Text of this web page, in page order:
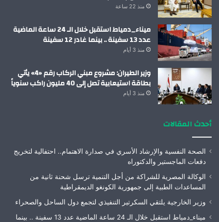
منذ 22 ساعة
ميناء_دمياط استقبل خلال الـ 24 ساعة الماضية
عدد 13 سفينة .. بينما غادر 12 سفينة
منذ 3 أيام
وزير الطيران: مشروع مبني الركاب رقم «4» يأتي
بطاقة استيعابية تصل إلى 40 مليون راكب سنوياً
منذ 3 أيام
أحدث المقالات
الصحة النفسية والإرشاد الأسري في صدارة الاهتمام.. احتفالية لتخريج
دفعات الماجستير والدكتوراه
الوكالة المصرية للشراكة من أجل التنمية ترسل شحنة ثانية من
المساعدات الطبية إلى جمهورية الكونغو الديمقراطية
وزير الخارجية يلتقي السكرتير التنفيذي لتجمع دول الساحل والصحراء
ميناء_دمياط استقبل خلال الـ 24 ساعة الماضية عدد 13 سفينة .. بينما